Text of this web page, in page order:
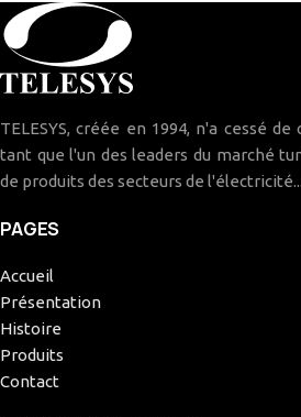
TELESYS, créée en 1994, n'a cessé
tant que l'un des leaders du marché
de produits des secteurs de l'électricité...
PAGES
Accueil
Présentation
Histoire
Produits
Contact